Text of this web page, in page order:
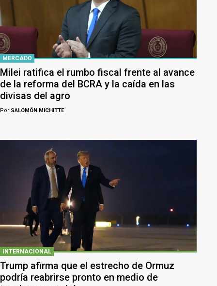
MERCADO
Milei ratifica el rumbo fiscal frente al avance
de la reforma del BCRA y la caída en las
divisas del agro
Por SALOMÓN MICHITTE
INTERNACIONAL
Trump afirma que el estrecho de Ormuz
podría reabrirse pronto en medio de